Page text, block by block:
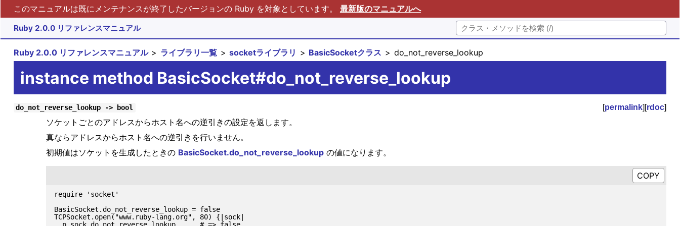
このマニュアルは既にメンテナンスが終了したバージョンの Ruby を対象としています。 最新版のマニュアルへ
Ruby 2.0.0 リファレンスマニュアル
Ruby 2.0.0 リファレンスマニュアル ライブラリ一覧 socketライブラリ BasicSocketクラス do_not_reverse_lookup
instance method BasicSocket#do_not_reverse_lookup
do_not_reverse_lookup -> bool [permalink][rdoc]
ソケットごとのアドレスからホスト名への逆引きの設定を返します。
真ならアドレスからホスト名への逆引きを行いません。
初期値はソケットを生成したときの BasicSocket.do_not_reverse_lookupの値になります。
require 'socket'
BasicSocket.do_not_reverse_lookup = false
TCPSocket.open("www.ruby-lang.org", 80) {|sock|